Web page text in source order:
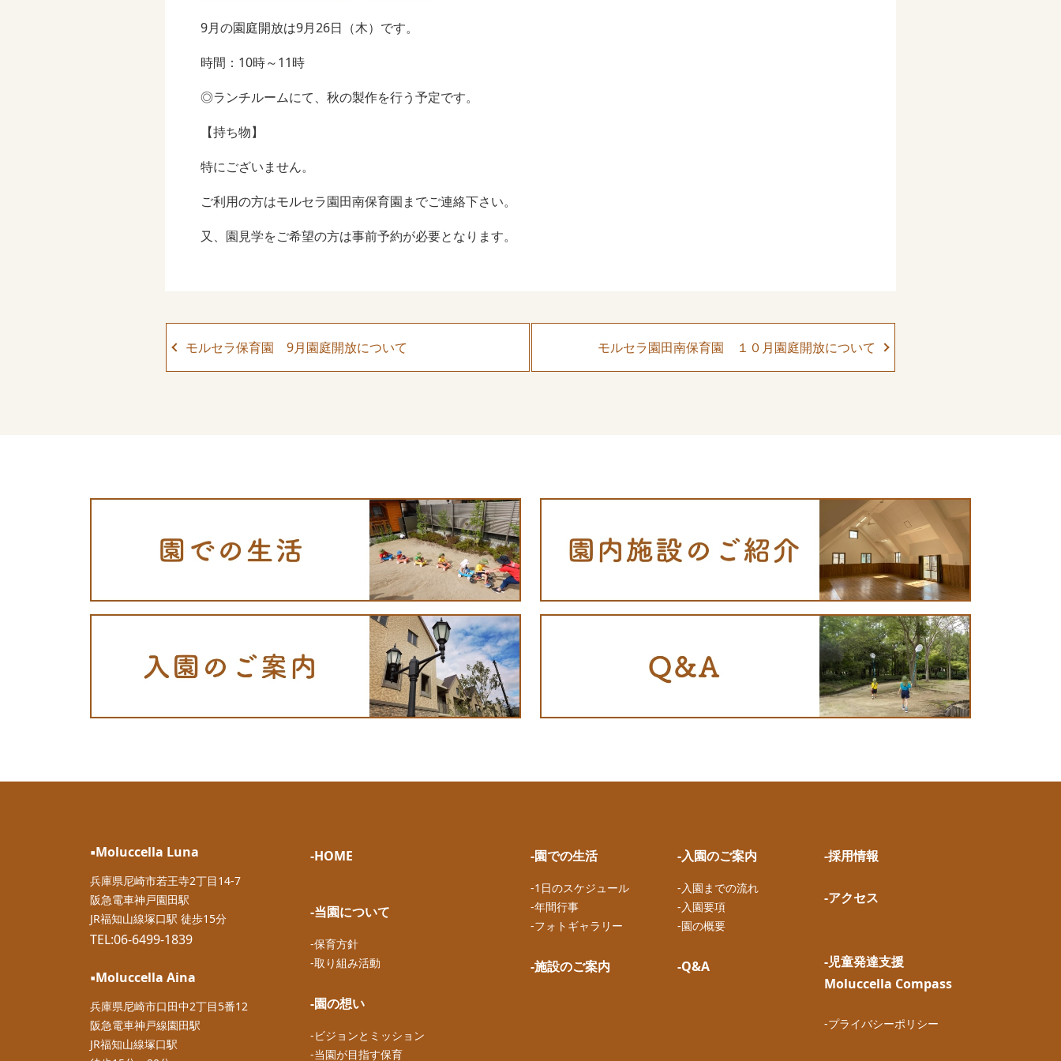
9月の園庭開放は9月26日（木）です。
時間：10時～11時
◎ランチルームにて、秋の製作を行う予定です。
【持ち物】
特にございません。
ご利用の方はモルセラ園田南保育園までご連絡下さい。
又、園見学をご希望の方は事前予約が必要となります。
モルセラ保育園 9月園庭開放について モルセラ園田南保育園 １０月園庭開放について
▪︎Moluccella Luna
兵庫県尼崎市若王寺2丁目14-7
阪急電車神戸園田駅
JR福知山線塚口駅 徒歩15分
TEL:06-6499-1839
▪︎Moluccella Aina
兵庫県尼崎市口田中2丁目5番12
阪急電車神戸線園田駅
JR福知山線塚口駅
-HOME
-当園について
-保育方針
-取り組み活動
-園の想い
-ビジョンとミッション
-当園が目指す保育
-園での生活
-1日のスケジュール
-年間行事
-フォトギャラリー
-施設のご案内
-入園のご案内
-入園までの流れ
-入園要項
-園の概要
-Q&A
-採用情報
-アクセス
-児童発達支援
Moluccella Compass
-プライバシーポリシー